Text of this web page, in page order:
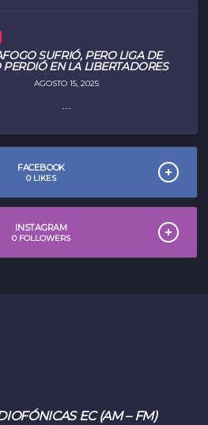
SUFRIÓ, PERO LIGA DE
PERDIÓ EN LA LIBERTADORES
AGOSTO 15, 2025
...
FACEBOOK
0LIKES
INSTAGRAM
0FOLLOWERS
EC (AM – FM)